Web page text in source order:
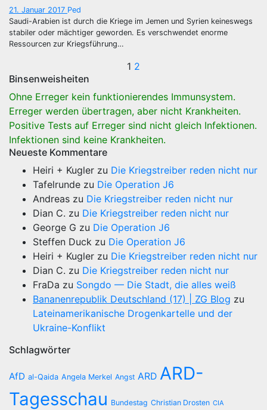
21. Januar 2017 Ped
Saudi-Arabien ist durch die Kriege im Jemen und Syrien keineswegs
stabiler oder mächtiger geworden. Es verschwendet enorme
Ressourcen zur Kriegsführung…
der
Beiträge
1 2
Binsenweisheiten
Ohne Erreger kein funktionierendes Immunsystem.
Erreger werden übertragen, aber nicht Krankheiten.
Positive Tests auf Erreger sind nicht gleich Infektionen.
Infektionen sind keine Krankheiten.
Neueste Kommentare
Heiri + Kugler zu Die Kriegstreiber reden nicht nur
Tafelrunde zu Die Operation J6
Andreas zu Die Kriegstreiber reden nicht nur
Dian C. zu Die Kriegstreiber reden nicht nur
George G zu Die Operation J6
Steffen Duck zu Die Operation J6
Heiri + Kugler zu Die Kriegstreiber reden nicht nur
Dian C. zu Die Kriegstreiber reden nicht nur
FraDa zu Songdo — Die Stadt, die alles weiß
Bananenrepublik Deutschland (17) | ZG Blog zu
Lateinamerikanische Drogenkartelle und der
Ukraine-Konflikt
Schlagwörter
AfD al-Qaida Angela Merkel Angst ARD ARD-
Tagesschau Bundestag Christian Drosten CIA